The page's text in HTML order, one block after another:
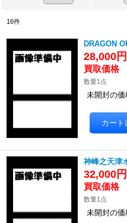
16件
DRAGON
28,000円
数量1点
未開封の価
神峰之天津
32,000円
数量1点
未開封の価